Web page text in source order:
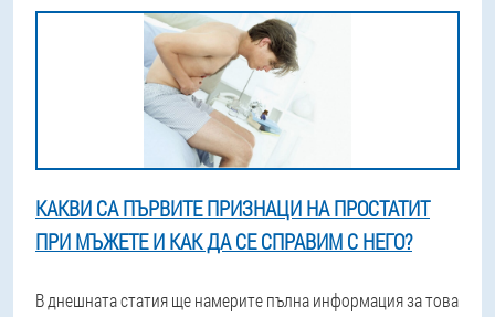
КАКВИ СА ПЪРВИТЕ ПРИЗНАЦИ НА ПРОСТАТИТ
ПРИ МЪЖЕТЕ И КАК ДА СЕ СПРАВИМ С НЕГО?
В днешната статия ще намерите пълна информация за това